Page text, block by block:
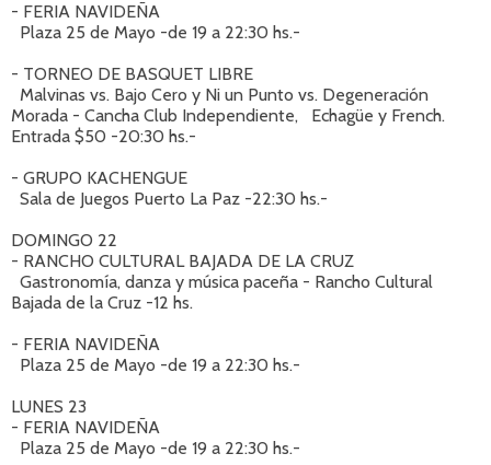
- FERIA NAVIDEÑA
Plaza 25 de Mayo -de 19 a 22:30 hs.-
- TORNEO DE BASQUET LIBRE
Malvinas vs. Bajo Cero y Ni un Punto vs. Degeneración
Morada - Cancha Club Independiente, Echagüe y French.
Entrada $50 -20:30 hs.-
- GRUPO KACHENGUE
Sala de Juegos Puerto La Paz -22:30 hs.-
DOMINGO 22
- RANCHO CULTURAL BAJADA DE LA CRUZ
Gastronomía, danza y música paceña - Rancho Cultural
Bajada de la Cruz -12 hs.
- FERIA NAVIDEÑA
Plaza 25 de Mayo -de 19 a 22:30 hs.-
LUNES 23
- FERIA NAVIDEÑA
Plaza 25 de Mayo -de 19 a 22:30 hs.-